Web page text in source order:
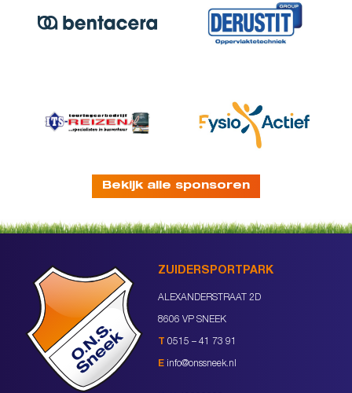
Bekijk alle sponsoren
ZUIDERSPORTPARK
ALEXANDERSTRAAT 2D
8606 VP SNEEK
T 0515 – 41 73 91
E info@onssneek.nl